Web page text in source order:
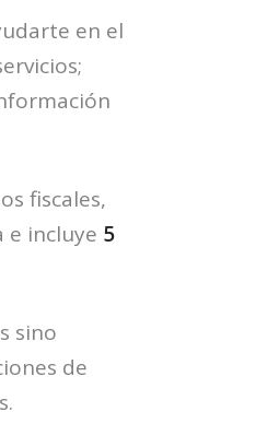
en el
fiscales,
incluye 5
sino
de